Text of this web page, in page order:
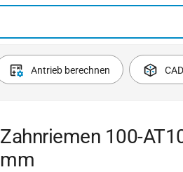
Antrieb berechnen
Zahnriemen 100-
mm